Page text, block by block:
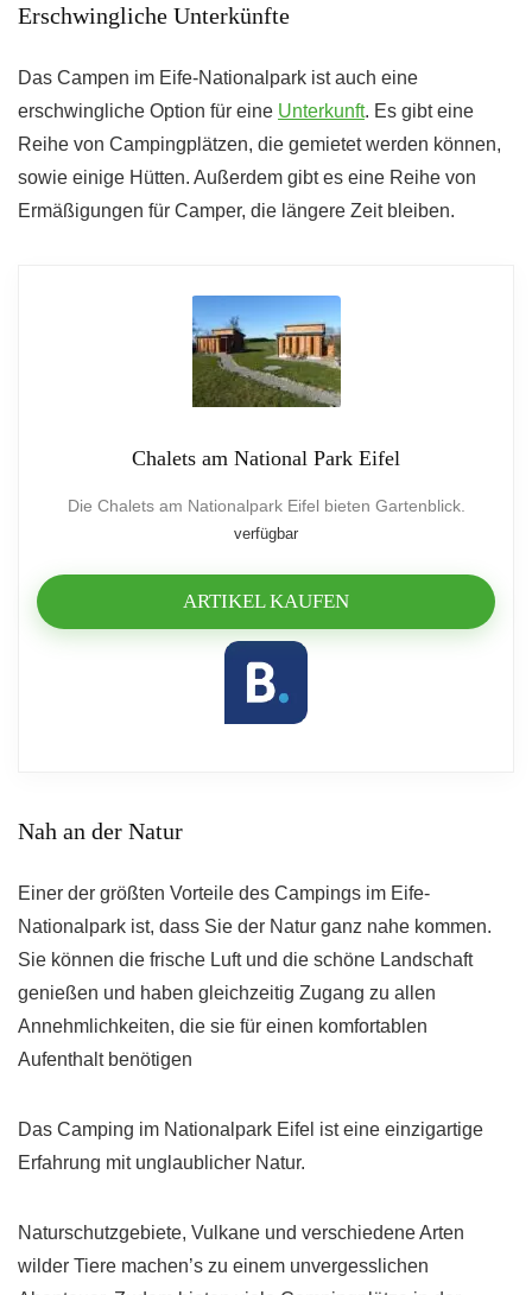
Erschwingliche Unterkünfte
Das Campen im Eife-Nationalpark ist auch eine
erschwingliche Option für eine Unterkunft. Es gibt eine
Reihe von Campingplätzen, die gemietet werden können,
sowie einige Hütten. Außerdem gibt es eine Reihe von
Ermäßigungen für Camper, die längere Zeit bleiben.
Chalets am National Park Eifel
Die Chalets am Nationalpark Eifel bieten Gartenblick.
verfügbar
ARTIKEL KAUFEN
Nah an der Natur
Einer der größten Vorteile des Campings im Eife-
Nationalpark ist, dass Sie der Natur ganz nahe kommen.
Sie können die frische Luft und die schöne Landschaft
genießen und haben gleichzeitig Zugang zu allen
Annehmlichkeiten, die sie für einen komfortablen
Aufenthalt benötigen
Das Camping im Nationalpark Eifel ist eine einzigartige
Erfahrung mit unglaublicher Natur.
Naturschutzgebiete, Vulkane und verschiedene Arten
wilder Tiere machen’s zu einem unvergesslichen